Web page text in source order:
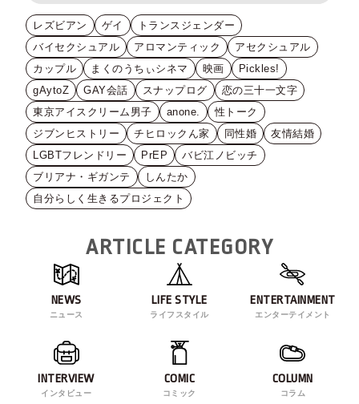
レズビアン ゲイ
トランスジェンダー
バイセクシュアル
アロマンティック
アセクシュアル
カップル
まくのうちぃシネマ 映画
Pickles!
gAytoZ
GAY会話 スナップログ
恋の三十一文字
東京アイスクリーム男子
anone.
性トーク
ジブンヒストリー
チヒロックん家 同性婚
友情結婚
LGBTフレンドリー
PrEP
バビ江ノビッチ
ブリアナ・ギガンテ
しんたか
自分らしく生きるプロジェクト
ARTICLE CATEGORY
NEWS
ニュース
LIFE STYLE
ライフスタイル
ENTERTAINMENT
エンターテイメント
INTERVIEW
インタビュー
COMIC
コミック
COLUMN
コラム